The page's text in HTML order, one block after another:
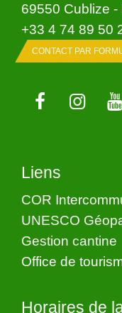
69550 Cublize -
+33 4 74 89 50
CONTACT PAR
Liens
COR
UNESCO
Gestion cantine
Office de
Horaires de